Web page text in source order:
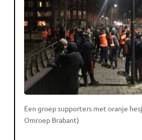
Een groep supporters met oranje
Omroep Brabant)